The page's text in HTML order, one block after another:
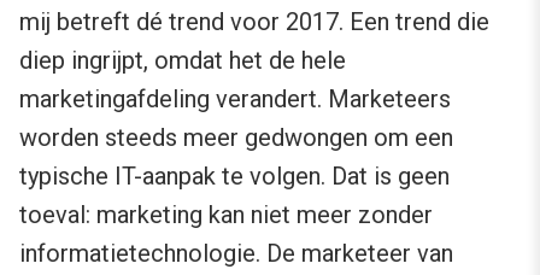
mij betreft dé trend voor 2017. Een trend die
diep ingrijpt, omdat het de hele
marketingafdeling verandert. Marketeers
worden steeds meer gedwongen om een
typische IT-aanpak te volgen. Dat is geen
toeval: marketing kan niet meer zonder
informatietechnologie. De marketeer van